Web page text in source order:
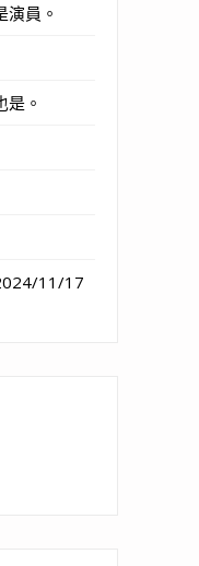
員。
是。
11/17